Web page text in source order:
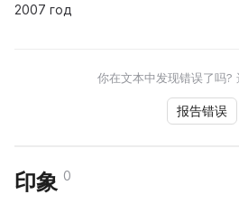
2007 год
你在文本中发现错误了吗?
报告错误
印象 0